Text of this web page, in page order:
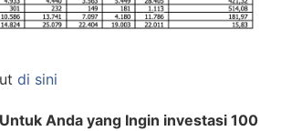
di sini
Anda yang Ingin investasi 100